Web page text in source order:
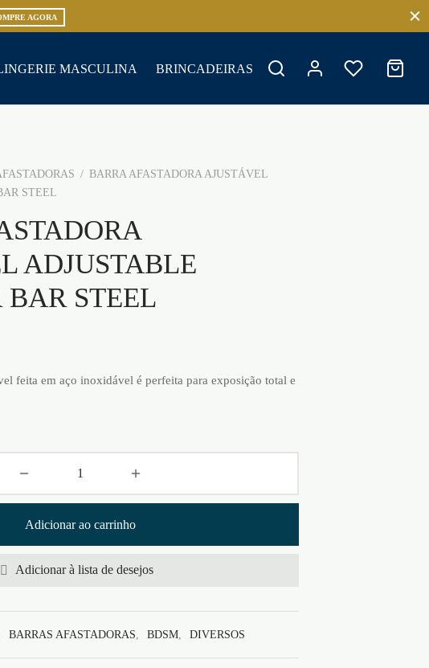
AGORA
MASCULINA BRINCADEIRAS
/ BARRA AFASTADORA AJUSTÁVEL
STEEL
ADJUSTABLE
BAR STEEL
feita em aço inoxidável é perfeita para exposição total e
Adicionar ao carrinho
Adicionar à lista de desejos
BARRAS AFASTADORAS BDSM DIVERSOS